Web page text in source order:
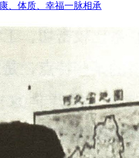
、体质、幸福一脉相承